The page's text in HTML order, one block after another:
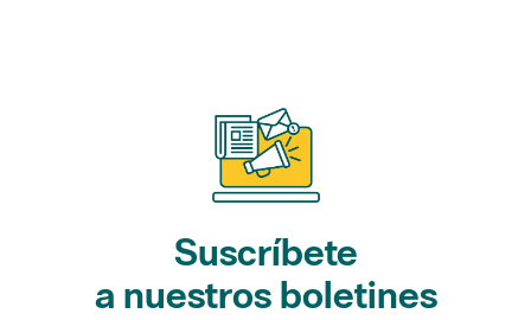
Suscríbete
a nuestros boletines